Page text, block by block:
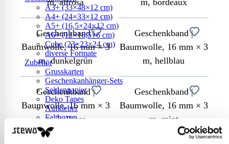
A3+ (33×48×12 cm)
A4+ (24×33×12 cm)
A5+ (16,5×24×12 cm)
A6+ (12×16,5×6 cm)
Cube (23×23×24 cm)
diverse Formate
Zubehör
Grusskarten
Geschenkanhänger-Sets
Seidenpapier
Deko Tapes
Aufkleber
Faltboxen
Stoffverpackungen
Servietten
m, altrosa
m, bordeaux
Geschenkband |
Baumwolle, 16 mm × 3
m, dunkelgrün
Geschenkband |
Baumwolle, 16 mm × 3
m, hellblau
Geschenkband |
Baumwolle, 16 mm × 3
m, hellrosa
Geschenkband |
Baumwolle, 16 mm × 3
m, mint